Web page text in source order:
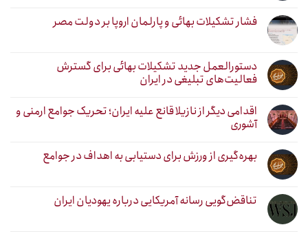
فشار تشکیلات بهائی و پارلمان اروپا بر دولت مصر
دستورالعمل جدید تشکیلات بهائی برای گسترش
فعالیت‌های تبلیغی در ایران
اقدامی دیگر از نازیلا قانع علیه ایران؛ تحریک جوامع ارمنی و
آشوری
بهره‌گیری از ورزش برای دستیابی به اهداف در جوامع
تناقض‌گویی رسانه آمریکایی درباره یهودیان ایران